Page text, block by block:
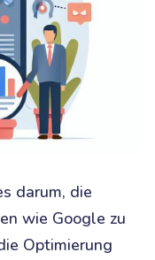
darum, die
wie Google zu
Optimierung